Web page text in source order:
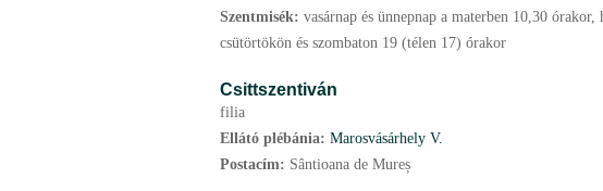
Szentmisék: vasárnap és ünnepnap a materben 10,30
csütörtökön és szombaton 19 (télen 17) órakor
Csittszentiván
filia
Ellátó plébánia: Marosvásárhely V.
Postacím: Sântioana de Mureș